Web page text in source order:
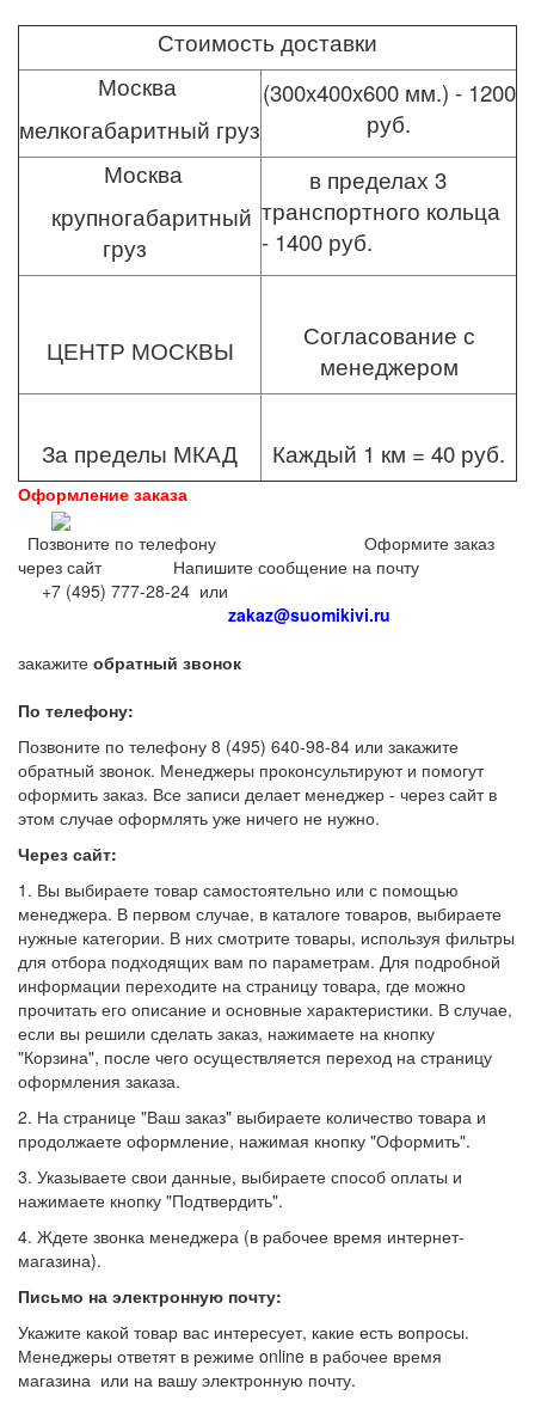
Стоимость доставки
Москва
мелкогабаритный груз
(300x400x600 мм.) - 1200
руб.
Москва
крупногабаритный
груз
в пределах 3
транспортного кольца
- 1400 руб.
ЦЕНТР МОСКВЫ
Согласование с
менеджером
За пределы МКАД Каждый 1 км = 40 руб.
Оформление заказа
Позвоните по телефону Оформите заказ
через сайт Напишите сообщение на почту
+7 (495) 777-28-24 или
zakaz@suomikivi.ru
закажите обратный звонок
По телефону:
Позвоните по телефону 8 (495) 640-98-84 или закажите
обратный звонок. Менеджеры проконсультируют и помогут
оформить заказ. Все записи делает менеджер - через сайт в
этом случае оформлять уже ничего не нужно.
Через сайт:
1. Вы выбираете товар самостоятельно или с помощью
менеджера. В первом случае, в каталоге товаров, выбираете
нужные категории. В них смотрите товары, используя фильтры
для отбора подходящих вам по параметрам. Для подробной
информации переходите на страницу товара, где можно
прочитать его описание и основные характеристики. В случае,
если вы решили сделать заказ, нажимаете на кнопку
"Корзина", после чего осуществляется переход на страницу
оформления заказа.
2. На странице "Ваш заказ" выбираете количество товара и
продолжаете оформление, нажимая кнопку "Оформить".
3. Указываете свои данные, выбираете способ оплаты и
нажимаете кнопку "Подтвердить".
4. Ждете звонка менеджера (в рабочее время интернет-
магазина).
Письмо на электронную почту:
Укажите какой товар вас интересует, какие есть вопросы.
Менеджеры ответят в режиме online в рабочее время
магазина или на вашу электронную почту.